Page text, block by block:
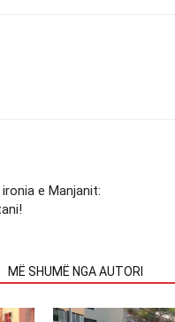
ironia e Manjanit:
MË SHUMË NGA AUTORI